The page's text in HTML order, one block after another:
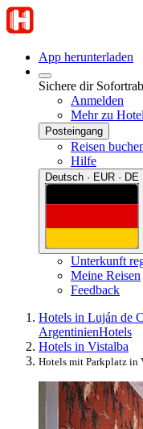
App herunterladen
Sichere dir
Anmelden
Mehr zu
Posteingang
Reisen
Hilfe
Deutsch · EUR · DE
Unterkunft
Meine Reisen
Feedback
Hotels in Luján de
ArgentinienHotels
Hotels in Vistalba
Hotels mit Parkplatz in